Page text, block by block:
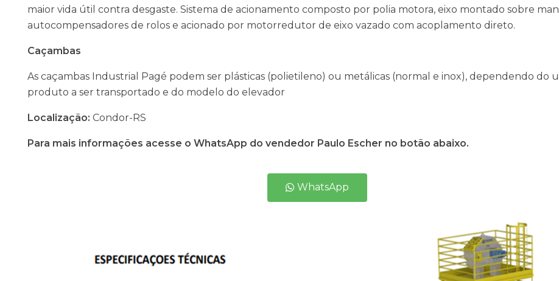
maior vida útil contra desgaste. Sistema de acionamento composto por polia motora, eixo montado sobre
autocompensadores de rolos e acionado por motorredutor de eixo vazado com acoplamento direto.
Caçambas
As caçambas Industrial Pagé podem ser plásticas (polietileno) ou metálicas (normal e inox), dependendo do
produto a ser transportado e do modelo do elevador
Localização: Condor-RS
Para mais informações acesse o WhatsApp do vendedor Paulo Escher no botão abaixo.
WhatsApp